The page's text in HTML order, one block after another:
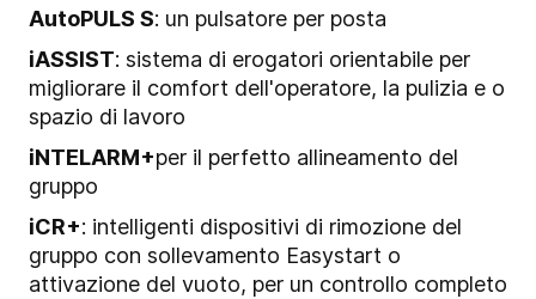
AutoPULS S: un pulsatore per posta
iASSIST: sistema di erogatori orientabile per
migliorare il comfort dell'operatore, la pulizia e o
spazio di lavoro
iNTELARM+per il perfetto allineamento del
gruppo
iCR+: intelligenti dispositivi di rimozione del
gruppo con sollevamento Easystart o
attivazione del vuoto, per un controllo completo